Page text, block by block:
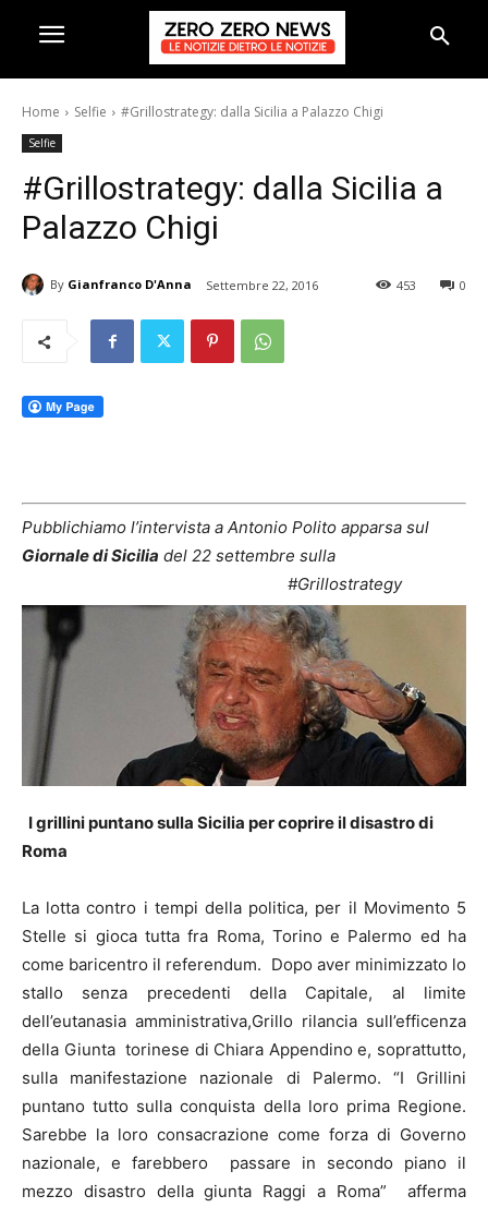
Home Selfie #Grillostrategy: dalla Sicilia a Palazzo Chigi
Selfie
#Grillostrategy: dalla Sicilia a
Palazzo Chigi
By Gianfranco D'Anna Settembre 22, 2016 0
453
Pubblichiamo l’intervista a Antonio Polito apparsa sul
Giornale di Sicilia del 22 settembre sulla
#Grillostrategy
I grillini puntano sulla Sicilia per coprire il disastro di
Roma
La lotta contro i tempi della politica, per il Movimento 5
Stelle si gioca tutta fra Roma, Torino e Palermo ed ha
come baricentro il referendum. Dopo aver minimizzato lo
stallo senza precedenti della Capitale, al limite
dell’eutanasia amministrativa,Grillo rilancia sull’efficenza
della Giunta torinese di Chiara Appendino e, soprattutto,
sulla manifestazione nazionale di Palermo. “I Grillini
puntano tutto sulla conquista della loro prima Regione.
Sarebbe la loro consacrazione come forza di Governo
nazionale, e farebbero passare in secondo piano il
mezzo disastro della giunta Raggi a Roma” afferma